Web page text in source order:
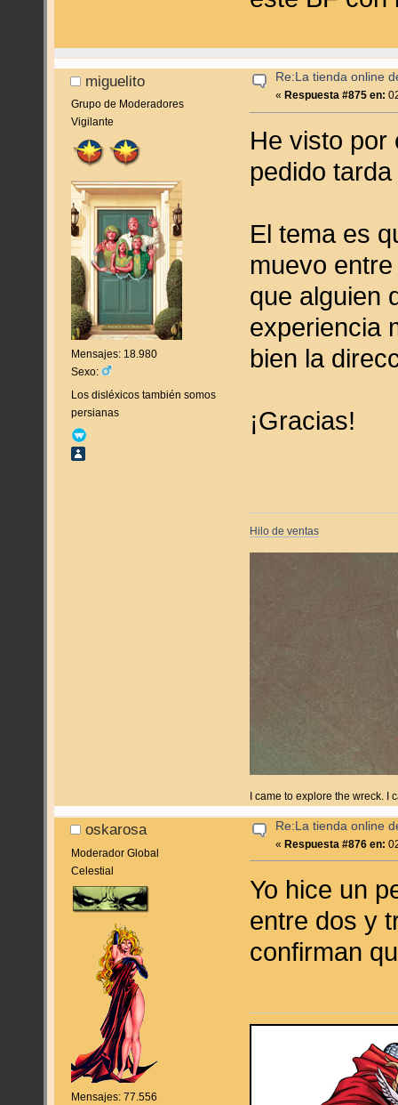
miguelito
Grupo de Moderadores
Vigilante
Mensajes: 18.980
Sexo:
Los disléxicos también somos
persianas
Re:La tienda online
« Respuesta #875 en:
He visto por
pedido
El tema es
muevo
que alguien
experiencia
bien la
¡Gracias!
Hilo de ventas
I came to explore the wreck.
oskarosa
Moderador Global
Celestial
Mensajes: 77.556
Re:La tienda online
« Respuesta #876 en:
Yo hice un
entre dos y
confirman